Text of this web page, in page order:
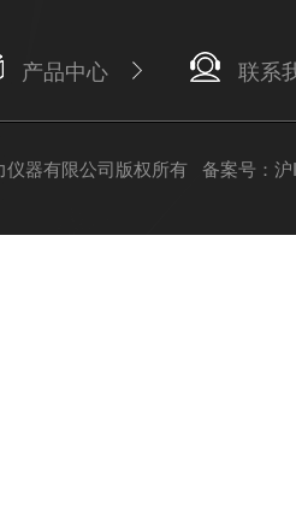
产品中心 联系
仪器有限公司版权所有 备案号：